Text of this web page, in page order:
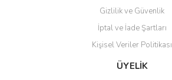
Gönder
Gizlilik ve Güvenlik
İptal ve İade Şartları
Kişisel Veriler Politikası
ÜYELİK